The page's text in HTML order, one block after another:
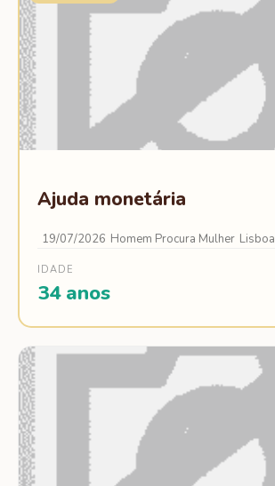
Ajuda monetária
19/07/2026 Homem Procura Mulher Lisboa
IDADE
34 anos